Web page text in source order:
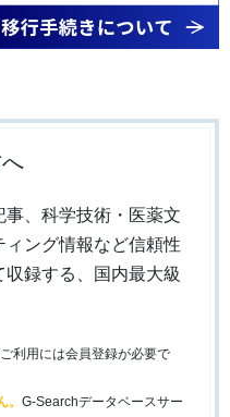
、科学技術・医薬文
ング情報など信頼性
録する、国内最大級
利用には会員登録が必要で
G-Searchデータベースサー